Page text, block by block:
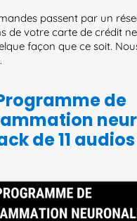
passent par un
de votre carte de crédit
façon que ce soit.
de
de 11